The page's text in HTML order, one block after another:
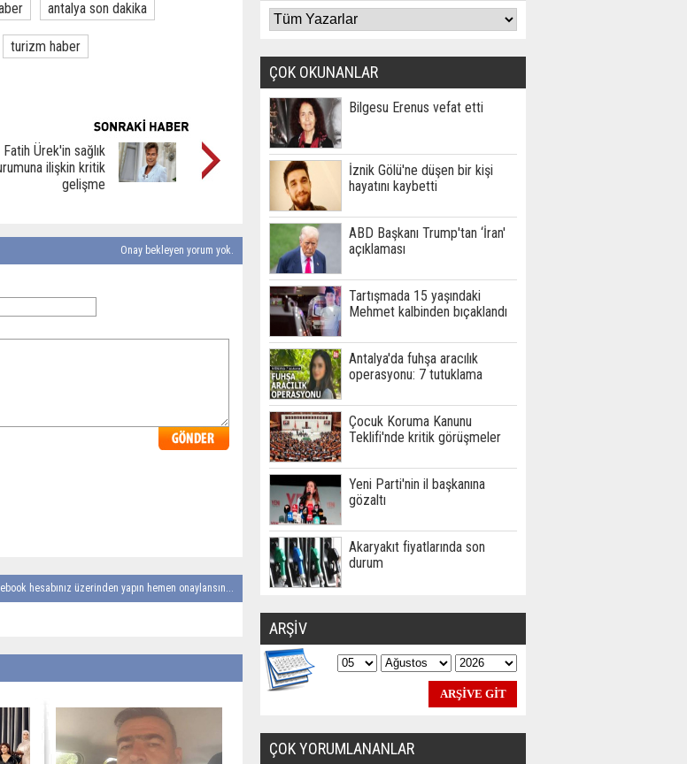
antalya son dakika
turizm haber
Fatih Ürek'in sağlık
ilişkin kritik
gelişme
Onay bekleyen yorum yok.
hesabınız üzerinden yapın hemen onaylansın...
ÇOK OKUNANLAR
Bilgesu Erenus vefat etti
İznik Gölü'ne düşen bir kişi
hayatını kaybetti
ABD Başkanı Trump'tan ‘İran'
açıklaması
Tartışmada 15 yaşındaki
Mehmet kalbinden bıçaklandı
Antalya'da fuhşa aracılık
operasyonu: 7 tutuklama
Çocuk Koruma Kanunu
Teklifi'nde kritik görüşmeler
Yeni Parti'nin il başkanına
gözaltı
Akaryakıt fiyatlarında son
durum
ARŞİV
ÇOK YORUMLANANLAR